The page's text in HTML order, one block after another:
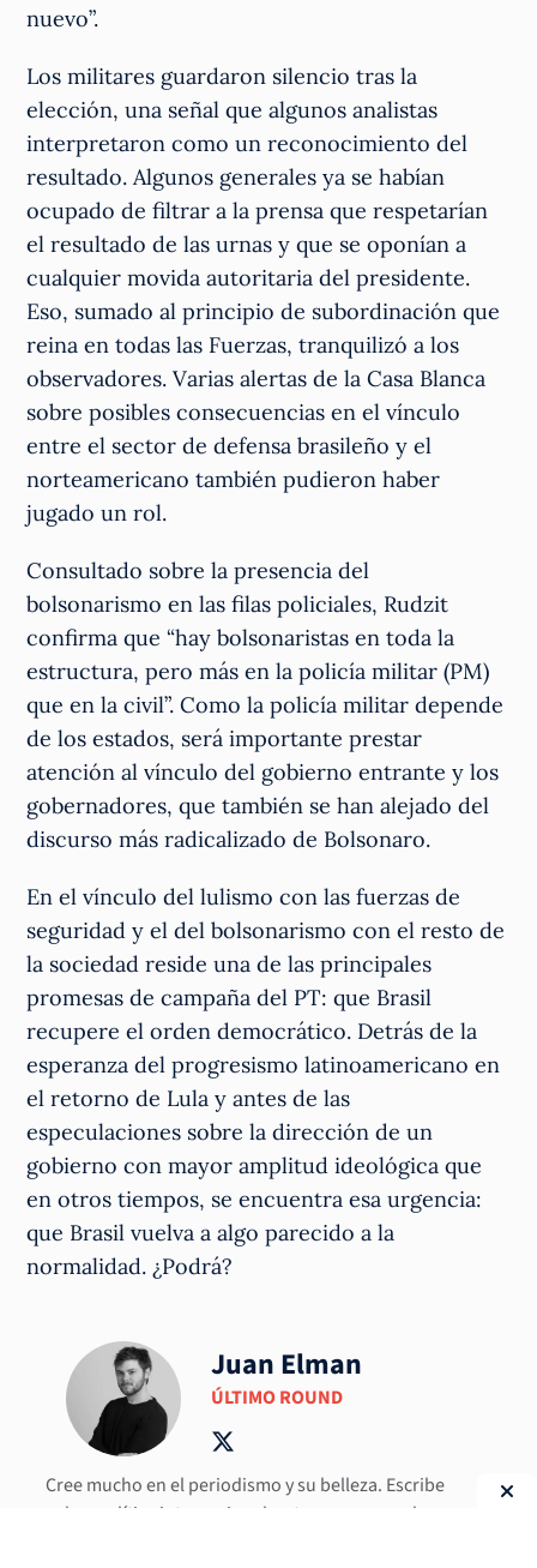
nuevo”.
Los militares guardaron silencio tras la
elección, una señal que algunos analistas
interpretaron como un reconocimiento del
resultado. Algunos generales ya se habían
ocupado de filtrar a la prensa que respetarían
el resultado de las urnas y que se oponían a
cualquier movida autoritaria del presidente.
Eso, sumado al principio de subordinación que
reina en todas las Fuerzas, tranquilizó a los
observadores. Varias alertas de la Casa Blanca
sobre posibles consecuencias en el vínculo
entre el sector de defensa brasileño y el
norteamericano también pudieron haber
jugado un rol.
Consultado sobre la presencia del
bolsonarismo en las filas policiales, Rudzit
confirma que “hay bolsonaristas en toda la
estructura, pero más en la policía militar (PM)
que en la civil”. Como la policía militar depende
de los estados, será importante prestar
atención al vínculo del gobierno entrante y los
gobernadores, que también se han alejado del
discurso más radicalizado de Bolsonaro.
En el vínculo del lulismo con las fuerzas de
seguridad y el del bolsonarismo con el resto de
la sociedad reside una de las principales
promesas de campaña del PT: que Brasil
recupere el orden democrático. Detrás de la
esperanza del progresismo latinoamericano en
el retorno de Lula y antes de las
especulaciones sobre la dirección de un
gobierno con mayor amplitud ideológica que
en otros tiempos, se encuentra esa urgencia:
que Brasil vuelva a algo parecido a la
normalidad. ¿Podrá?
Juan Elman
ÚLTIMO ROUND
Cree mucho en el periodismo y su belleza. Escribe
sobre política internacional y otras cosas que le